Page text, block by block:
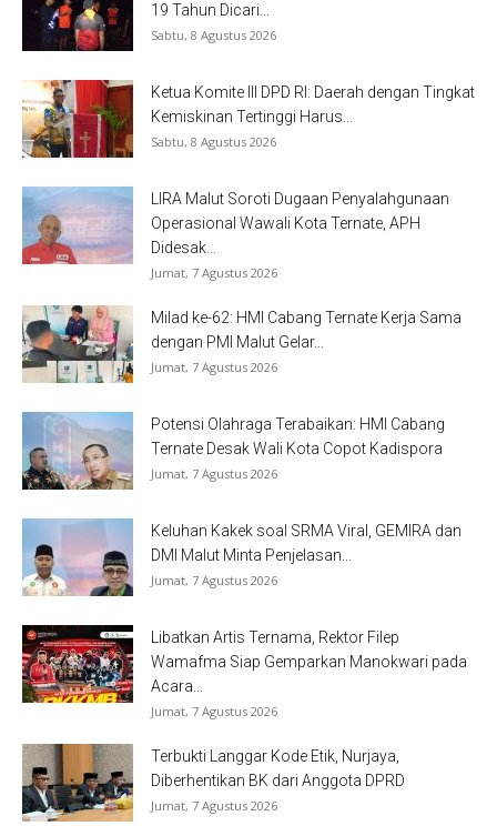
19 Tahun Dicari...
Sabtu, 8 Agustus 2026
Ketua Komite III DPD RI: Daerah dengan Tingkat
Kemiskinan Tertinggi Harus...
Sabtu, 8 Agustus 2026
LIRA Malut Soroti Dugaan Penyalahgunaan
Operasional Wawali Kota Ternate, APH
Didesak...
Jumat, 7 Agustus 2026
Milad ke-62: HMI Cabang Ternate Kerja Sama
dengan PMI Malut Gelar...
Jumat, 7 Agustus 2026
Potensi Olahraga Terabaikan: HMI Cabang
Ternate Desak Wali Kota Copot Kadispora
Jumat, 7 Agustus 2026
Keluhan Kakek soal SRMA Viral, GEMIRA dan
DMI Malut Minta Penjelasan...
Jumat, 7 Agustus 2026
Libatkan Artis Ternama, Rektor Filep
Wamafma Siap Gemparkan Manokwari pada
Acara...
Jumat, 7 Agustus 2026
Terbukti Langgar Kode Etik, Nurjaya,
Diberhentikan BK dari Anggota DPRD
Jumat, 7 Agustus 2026